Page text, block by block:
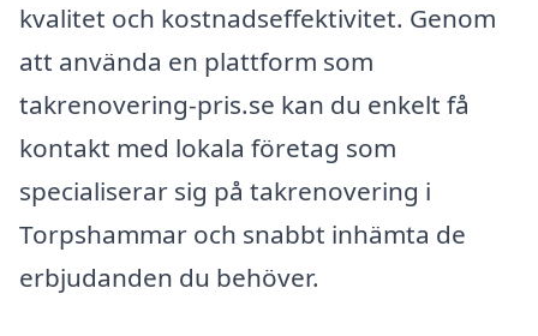
kvalitet och kostnadseffektivitet. Genom
att använda en plattform som
takrenovering-pris.se kan du enkelt få
kontakt med lokala företag som
specialiserar sig på takrenovering i
Torpshammar och snabbt inhämta de
erbjudanden du behöver.